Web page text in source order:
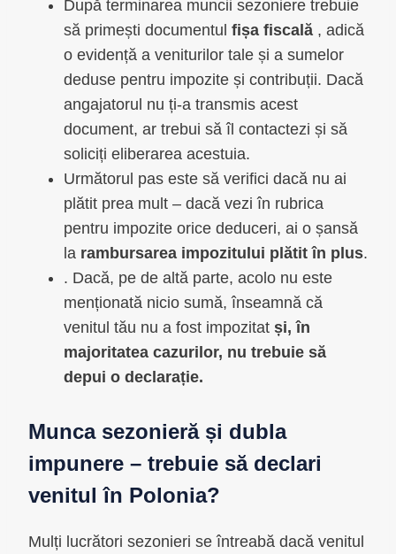
După terminarea muncii sezoniere trebuie
să primești documentul fișa fiscală , adică
o evidență a veniturilor tale și a sumelor
deduse pentru impozite și contribuții. Dacă
angajatorul nu ți-a transmis acest
document, ar trebui să îl contactezi și să
soliciți eliberarea acestuia.
Următorul pas este să verifici dacă nu ai
plătit prea mult – dacă vezi în rubrica
pentru impozite orice deduceri, ai o șansă
la rambursarea impozitului plătit în plus.
. Dacă, pe de altă parte, acolo nu este
menționată nicio sumă, înseamnă că
venitul tău nu a fost impozitat și, în
majoritatea cazurilor, nu trebuie să
depui o declarație.
Munca sezonieră și dubla
impunere – trebuie să declari
venitul în Polonia?
Mulți lucrători sezonieri se întreabă dacă venitul